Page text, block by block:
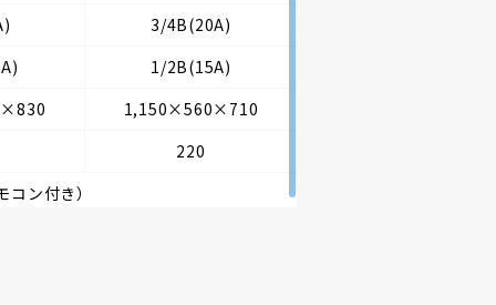
3/4B(20A)
1/2B(15A)
1,150×560×710
220
ン付き）